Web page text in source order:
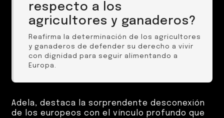
respecto a los
agricultores y ganaderos?
Reafirma la determinación de los agricultores
y ganaderos de defender su derecho a vivir
con dignidad para seguir alimentando a
Europa.
Adela, destaca la sorprendente desconexión
de los europeos con el vínculo profundo que